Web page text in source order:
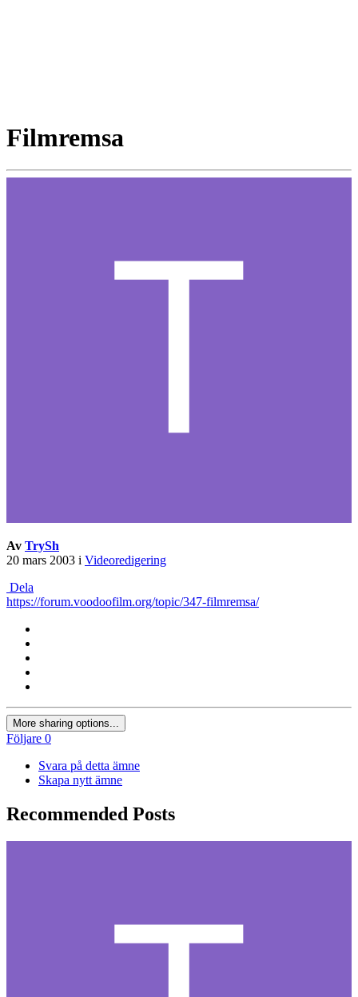
Filmremsa
Av TrySh
20 mars 2003 i Videoredigering
Dela
https://forum.voodoofilm.org/topic/347-filmremsa/
More sharing options...
Följare 0
Svara på detta ämne
Skapa nytt ämne
Recommended Posts